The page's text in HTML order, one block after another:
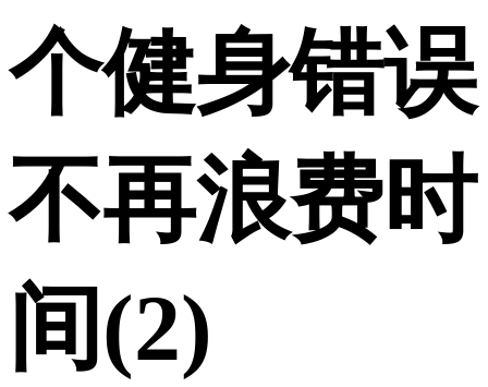
个健身错误
不再浪费时
间(2)